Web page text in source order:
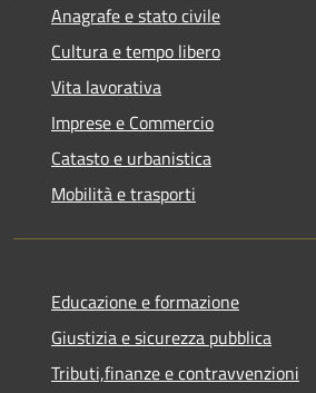
Anagrafe e stato civile
Cultura e tempo libero
Vita lavorativa
Imprese e Commercio
Catasto e urbanistica
Mobilità e trasporti
Educazione e formazione
Giustizia e sicurezza pubblica
Tributi,finanze e contravvenzioni